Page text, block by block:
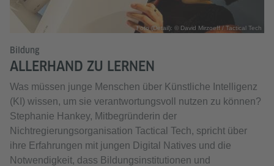
Foto (Detail): © David Mirzoeff / Tactical Tech
Bildung
ALLERHAND ZU LERNEN
Was müssen junge Menschen über Künstliche Intelligenz
(KI) wissen, um sie verantwortungsvoll nutzen zu können?
Stephanie Hankey, Mitbegründerin der
Nichtregierungsorganisation Tactical Tech, spricht über
ihre Erfahrungen mit jungen Digital Natives und die
Notwendigkeit, dass Bildungsinstitutionen und